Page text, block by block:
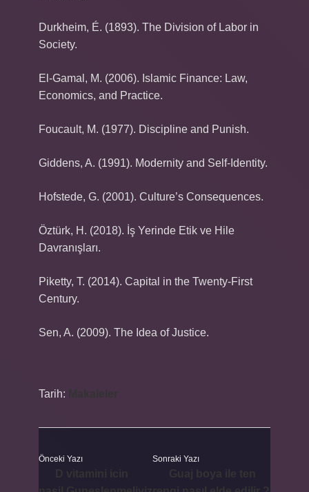
Durkheim, É. (1893). The Division of Labor in
Society.
El-Gamal, M. (2006). Islamic Finance: Law,
Economics, and Practice.
Foucault, M. (1977). Discipline and Punish.
Giddens, A. (1991). Modernity and Self-Identity.
Hofstede, G. (2001). Culture’s Consequences.
Öztürk, H. (2018). İş Yerinde Etik ve Hile
Davranışları.
Piketty, T. (2014). Capital in the Twenty-First
Century.
Sen, A. (2009). The Idea of Justice.
Tarih:
Önceki Yazı Sonraki Yazı